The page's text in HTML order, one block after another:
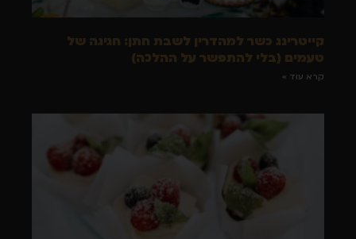
קייטרינג כשר למהדרין לשבת חתן: חגיגה של
טעמים (בלי להתפשר על ההלכה)
קרא עוד »